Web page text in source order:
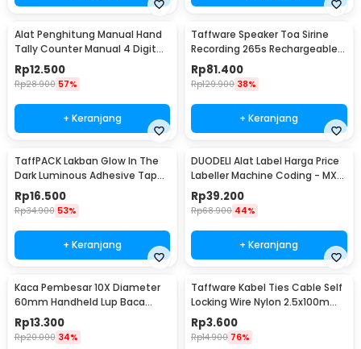
Alat Penghitung Manual Hand
Tally Counter Manual 4 Digit
Stainless - TD99
Rp12.500
Rp28.900 57%
+ Keranjang
Taffware Speaker Toa Sirine
Recording 265s Rechargeable
1200mAh 5W - 518
Rp81.400
Rp129.900 38%
+ Keranjang
TaffPACK Lakban Glow In The
Dark Luminous Adhesive Tape
10M 1.5cm - A0015
Rp16.500
Rp34.900 53%
+ Keranjang
DUODELI Alat Label Harga Price
Labeller Machine Coding - MX-
5500
Rp39.200
Rp68.900 44%
+ Keranjang
Kaca Pembesar 10X Diameter
60mm Handheld Lup Baca
Desain Naga Elegan
Rp13.300
Rp20.000 34%
Taffware Kabel Ties Cable Self
Locking Wire Nylon 2.5x100mm
100 PCS - V94
Rp3.600
Rp14.900 76%